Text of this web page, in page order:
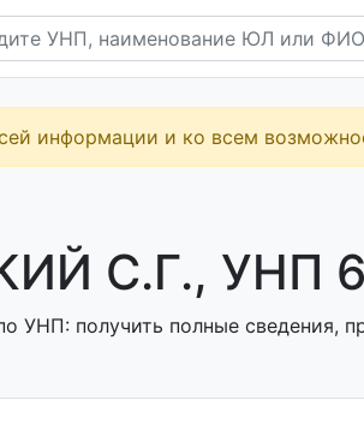
информации и ко всем
С.Г., УНП
УНП: получить полные сведения,